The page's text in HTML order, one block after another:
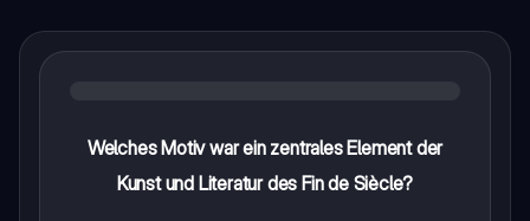
Welches Motiv war ein zentrales Element der
Kunst und Literatur des Fin de Siècle?